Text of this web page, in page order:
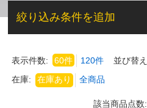
絞り込み条件を追加
表示件数: 60件 120件 並び替
在庫:
該当商品点数: